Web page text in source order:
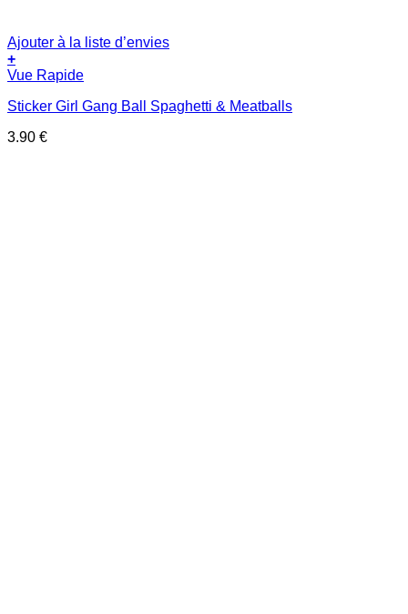
Ajouter à la liste d’envies
+
Vue Rapide
Sticker Girl Gang Ball Spaghetti & Meatballs
3.90 €